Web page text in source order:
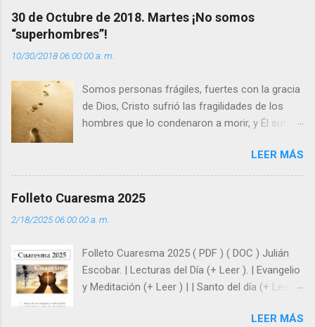
r
i
o
s
30 de Octubre de 2018. Martes ¡No somos
“superhombres”!
10/30/2018 06:00:00 a. m.
Somos personas frágiles, fuertes con la gracia
de Dios, Cristo sufrió las fragilidades de los
hombres que lo condenaron a morir, y Él sufrió
enseña Jesucristo? Que, si seguimos sus
huellas, sin ser superhombres, podemos
siempre está pendiente de nosotros. Amar es
y protegidos por nosotros. “ Señor, soy un
árbol sin frutos, pero tú me das la savia para
que al menos mis ramas y hojas den sombra
LEER MÁS
Folleto Cuaresma 2025
2/18/2025 06:00:00 a. m.
Folleto Cuaresma 2025 ( PDF ) ( DOC ) Julián
Escobar. | Lecturas del Día (+ Leer ). | Evangelio
y Meditación (+ Leer ) | | Santo del día (+ Leer )
LEER MÁS